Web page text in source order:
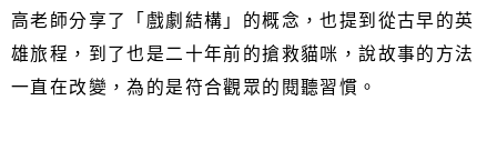
高老師分享了「戲劇結構」的概念，也提到從古早的英
雄旅程，到了也是二十年前的搶救貓咪，說故事的方法
一直在改變，為的是符合觀眾的閱聽習慣。